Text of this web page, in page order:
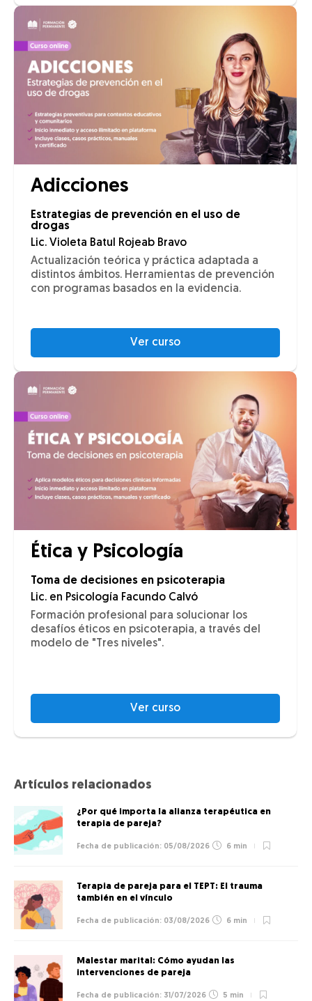
Adicciones
Estrategias de prevención en el uso de
drogas
Lic. Violeta Batul Rojeab Bravo
Actualización teórica y práctica adaptada a
distintos ámbitos. Herramientas de prevención
con programas basados en la evidencia.
Ver curso
Ética y Psicología
Toma de decisiones en psicoterapia
Lic. en Psicología Facundo Calvó
Formación profesional para solucionar los
desafíos éticos en psicoterapia, a través del
modelo de "Tres niveles".
Ver curso
Artículos relacionados
¿Por qué importa la alianza terapéutica en
terapia de pareja?
05/08/2026 6 min
Terapia de pareja para el TEPT: El trauma
también en el vínculo
03/08/2026 6 min
Malestar marital: Cómo ayudan las
intervenciones de pareja
31/07/2026 5 min